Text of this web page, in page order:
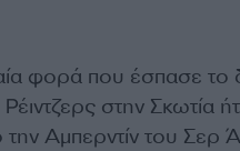
φορά που έσπασε το
Ρέιντζερς στην Σκωτία
Αμπερντίν του Σερ